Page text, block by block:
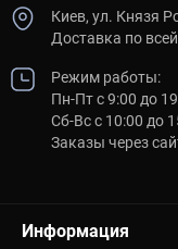
Киев, ул. Князя
Доставка по
Режим работы:
Пн-Пт с 9:00 до
Сб-Вс с 10:00 до
Заказы через
Информация